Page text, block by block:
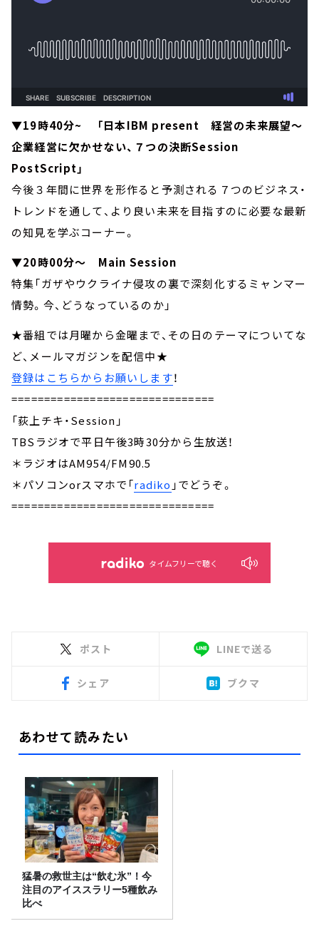
▼19時40分~ 「日本IBM present 経営の未来展望～
企業経営に欠かせない、７つの決断Session
PostScript」
今後３年間に世界を形作ると予測される７つのビジネス・
トレンドを通して、より良い未来を目指すのに必要な最新
の知見を学ぶコーナー。
▼20時00分～ Main Session
特集「ガザやウクライナ侵攻の裏で深刻化するミャンマー
情勢。今、どうなっているのか」
★番組では月曜から金曜まで、その日のテーマについてな
ど、メールマガジンを配信中★
登録はこちらからお願いします！
===============================
「荻上チキ・Session」
TBSラジオで平日午後3時30分から生放送！
＊ラジオはAM954/FM90.5
＊パソコンorスマホで「radiko 」でどうぞ。
===============================
タイムフリーで聴く
ポスト LINEで送る
シェア ブクマ
あわせて読みたい
猛暑の救世主は“飲む氷”！今
注目のアイススラリー5種飲み
比べ